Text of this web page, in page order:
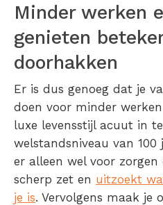
Minder werken
genieten
doorhakken
Er is dus genoeg dat je
doen voor minder
luxe levensstijl acuut in
welstandsniveau van
er alleen wel voor
scherp zet en uitzoekt
je is. Vervolgens maak je